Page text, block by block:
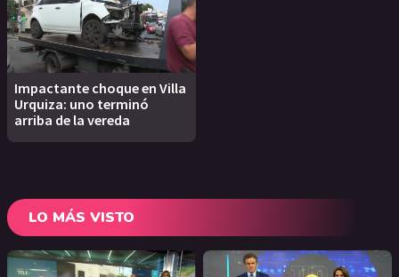
Impactante choque en Villa
Urquiza: uno terminó
arriba de la vereda
LO MÁS VISTO